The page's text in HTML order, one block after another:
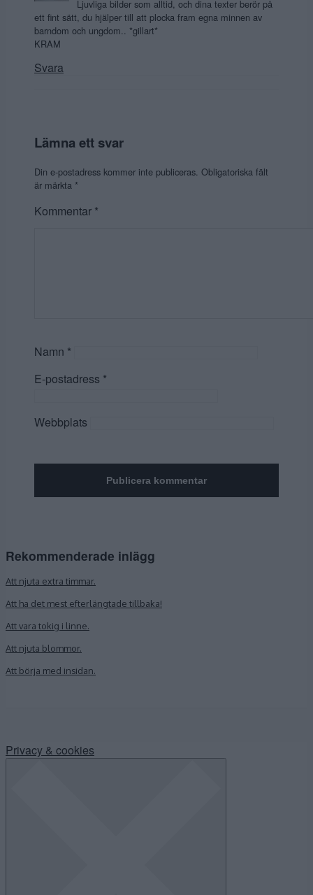
Ljuvliga bilder som alltid, och dina texter berör på
ett fint sätt, du hjälper till att plocka fram egna minnen av
barndom och ungdom.. *gillart*
KRAM
Svara
Lämna ett svar
Din e-postadress kommer inte publiceras. Obligatoriska fält
är märkta *
Kommentar *
Namn *
E-postadress *
Webbplats
Rekommenderade inlägg
Att njuta extra timmar.
Att ha det mest efterlängtade tillbaka!
Att vara tokig i linne.
Att njuta blommor.
Att börja med insidan.
Privacy & cookies